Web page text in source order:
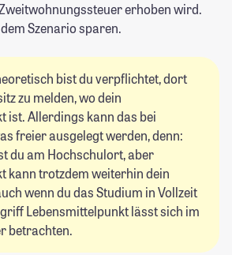
erhoben wird.
Szenario sparen.
bist du verpflichtet, dort
zu melden, wo dein
ist. Allerdings kann das bei
freier ausgelegt werden, denn:
du am Hochschulort, aber
kann trotzdem weiterhin dein
wenn du das Studium in Vollzeit
Lebensmittelpunkt lässt sich im
betrachten.